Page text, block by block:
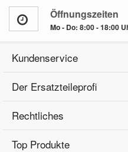
Öffnungszeiten
Mo - Do: 8:00 - 18:00
Kundenservice
Der Ersatzteileprofi
Rechtliches
Top Produkte